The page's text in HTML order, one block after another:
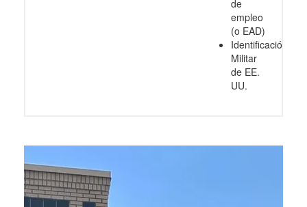
de
empleo
(o EAD)
Identificación
Militar
de EE.
UU.